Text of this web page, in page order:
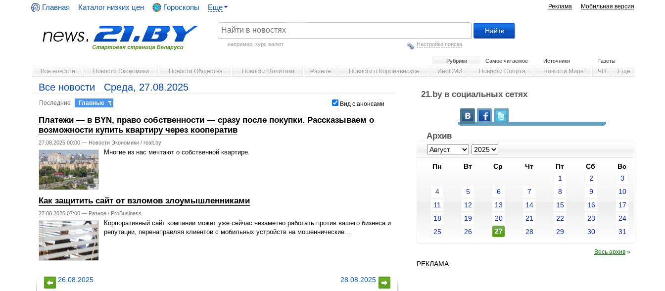
Главная Каталог низких цен Гороскопы Еще Мобильная версия
Реклама
например, курс валют Настройки поиска
Газеты
Источники
Самое читаемое
Рубрики
Все новости Новости Экономики Новости Общества Новости Политики Разное Новости о Коронавирусе ИноСМИ Новости Спорта Новости Мира ЧП Еще
Все новости Среда, 27.08.2025
Последние Главные Вид с анонсами
Платежи — в BYN, право собственности — сразу после покупки. Рассказываем о
возможности купить квартиру через кооператив
27.08.2025 00:00 — Новости Экономики / realt.by
Многие из нас мечтают о собственной квартире.
Как защитить сайт от взломов злоумышленниками
27.08.2025 07:00 — Разное / ProBusiness
Корпоративный сайт компании может уже сейчас незаметно работать против вашего бизнеса и
репутации, перенаправляя клиентов с мобильных устройств на мошеннические...
26.08.2025 28.08.2025
21.by в социальных сетях
Архив
Пн Вт Ср Чт Пт Сб
Вс
1
2
3
4
5 6 7 8 9
10
11
12 13 14 15 16
17
18
19 20 21 22 23
24
25
26 27 28 29 30 31
Весь архив »
РЕКЛАМА